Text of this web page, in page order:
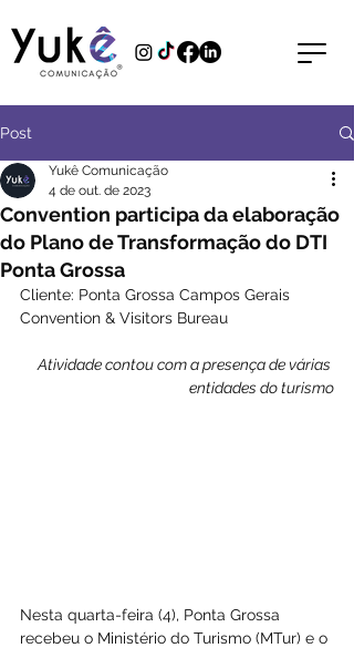
Post
Convention participa da elaboração
do Plano de Transformação do DTI
Ponta Grossa
Yukê Comunicação
4 de out. de 2023
Cliente: Ponta Grossa Campos Gerais
Convention & Visitors Bureau
Atividade contou com a presença de várias
entidades do turismo
Nesta quarta-feira (4), Ponta Grossa
recebeu o Ministério do Turismo (MTur) e o